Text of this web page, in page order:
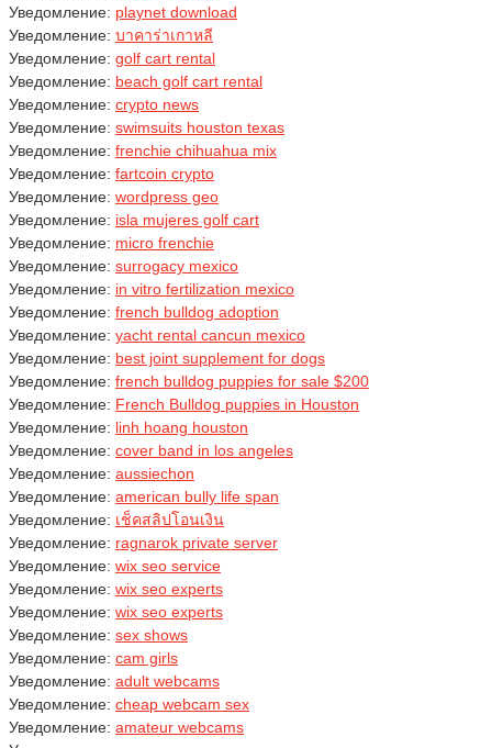
Уведомление: playnet download
Уведомление: บาคาร่าเกาหลี
Уведомление: golf cart rental
Уведомление: beach golf cart rental
Уведомление: crypto news
Уведомление: swimsuits houston texas
Уведомление: frenchie chihuahua mix
Уведомление: fartcoin crypto
Уведомление: wordpress geo
Уведомление: isla mujeres golf cart
Уведомление: micro frenchie
Уведомление: surrogacy mexico
Уведомление: in vitro fertilization mexico
Уведомление: french bulldog adoption
Уведомление: yacht rental cancun mexico
Уведомление: best joint supplement for dogs
Уведомление: french bulldog puppies for sale $200
Уведомление: French Bulldog puppies in Houston
Уведомление: linh hoang houston
Уведомление: cover band in los angeles
Уведомление: aussiechon
Уведомление: american bully life span
Уведомление: เช็คสลิปโอนเงิน
Уведомление: ragnarok private server
Уведомление: wix seo service
Уведомление: wix seo experts
Уведомление: wix seo experts
Уведомление: sex shows
Уведомление: cam girls
Уведомление: adult webcams
Уведомление: cheap webcam sex
Уведомление: amateur webcams